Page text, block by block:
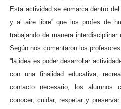
Esta actividad se enmarca dentro
y al aire libre” que los profes de
trabajando de manera
Según nos comentaron los
“la idea es poder desarrollar
con una finalidad educativa,
contacto necesario, los alumnos
conocer, cuidar, respetar y